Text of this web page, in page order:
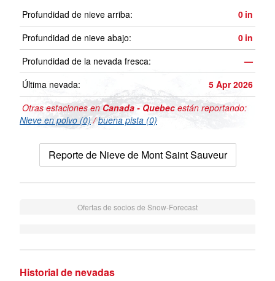
Profundidad de nieve arriba: 0 in
Profundidad de nieve abajo:
0 in
Profundidad de la nevada fresca:
—
Última nevada:
5 Apr 2026
Otras estaciones enCanada - Quebec están reportando:
Nieve en polvo (0)/buena pista (0)
Reporte de Nieve de Mont Saint Sauveur
Ofertas de socios de Snow-Forecast
Historial de nevadas